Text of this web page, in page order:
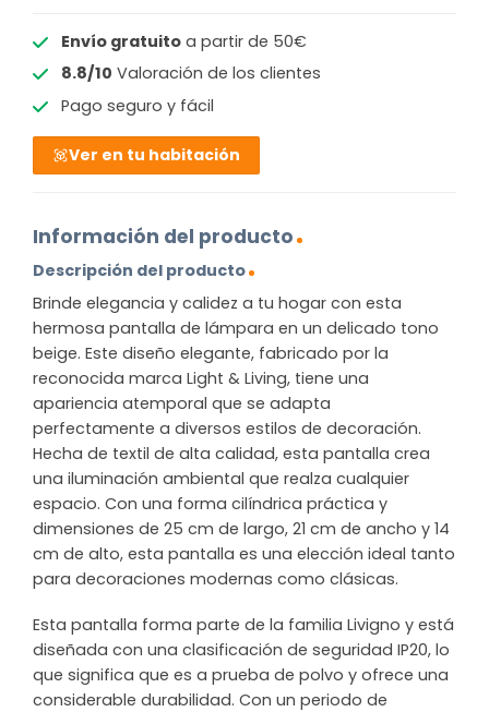
Envío gratuitoa partir de 50€
8.8/10 Valoración de los clientes
Pago seguro y fácil
Ver en tu habitación
Información del producto
Descripción del producto
Brinde elegancia y calidez a tu hogar con esta
hermosa pantalla de lámpara en un delicado tono
beige. Este diseño elegante, fabricado por la
reconocida marca Light & Living, tiene una
apariencia atemporal que se adapta
perfectamente a diversos estilos de decoración.
Hecha de textil de alta calidad, esta pantalla crea
una iluminación ambiental que realza cualquier
espacio. Con una forma cilíndrica práctica y
dimensiones de 25 cm de largo, 21 cm de ancho y 14
cm de alto, esta pantalla es una elección ideal tanto
para decoraciones modernas como clásicas.
Esta pantalla forma parte de la familia Livigno y está
diseñada con una clasificación de seguridad IP20, lo
que significa que es a prueba de polvo y ofrece una
considerable durabilidad. Con un periodo de